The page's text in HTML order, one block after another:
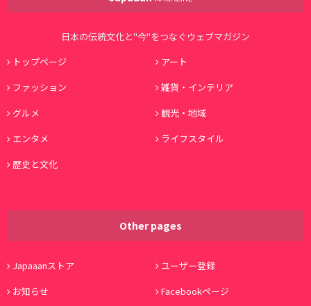
日本の伝統文化と"今"をつなぐウェブマガジン
トップページ
アート
ファッション
雑貨・インテリア
グルメ
観光・地域
エンタメ
ライフスタイル
歴史と文化
Other pages
Japaaanストア
ユーザー登録
お知らせ
Facebookページ